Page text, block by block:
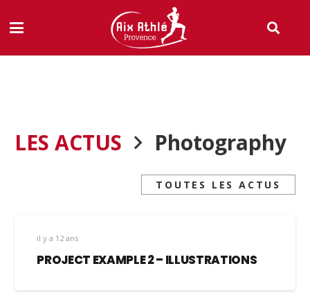
LES ACTUS Photography
TOUTES LES ACTUS
il y a 12 ans
PROJECT EXAMPLE 2 – ILLUSTRATIONS